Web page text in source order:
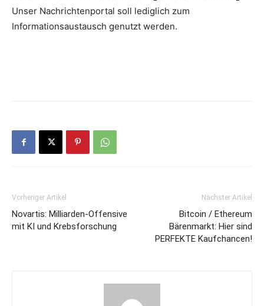
Unser Nachrichtenportal soll lediglich zum
Informationsaustausch genutzt werden.
Vorheriger Artikel
Novartis: Milliarden-Offensive
mit KI und Krebsforschung
Nächster Artikel
Bitcoin / Ethereum
Bärenmarkt: Hier sind
PERFEKTE Kaufchancen!